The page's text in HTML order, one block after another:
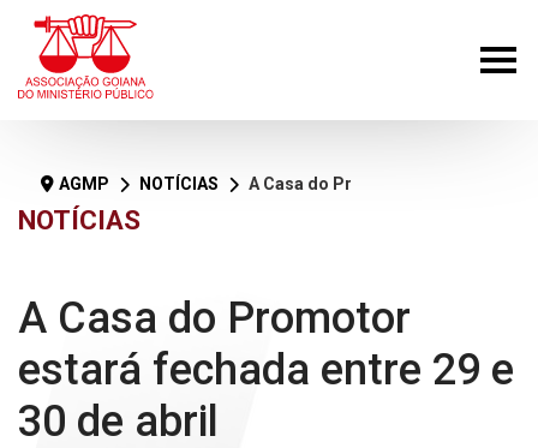
NOTÍCIAS
AGMP NOTÍCIAS A Casa do Promotor estará fechada entre 29 e 30 de abril
A Casa do Promotor
estará fechada entre 29 e
30 de abril